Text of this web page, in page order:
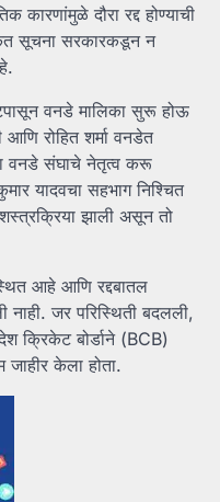
कारणांमुळे दौरा रद्द होण्याची
सूचना सरकारकडून न
वनडे मालिका सुरू होऊ
रोहित शर्मा वनडेत
वनडे संघाचे नेतृत्व करू
यादवचा सहभाग निश्चित
झाली असून तो
आहे आणि रद्दबातल
नाही. जर परिस्थिती बदलली,
क्रिकेट बोर्डाने (BCB)
जाहीर केला होता.